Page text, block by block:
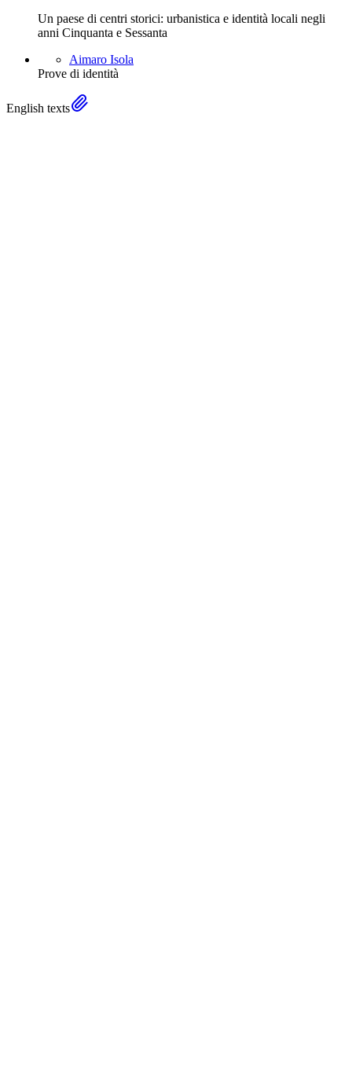
Un paese di centri storici: urbanistica e identità locali negli
anni Cinquanta e Sessanta
Aimaro Isola
Prove di identità
English texts